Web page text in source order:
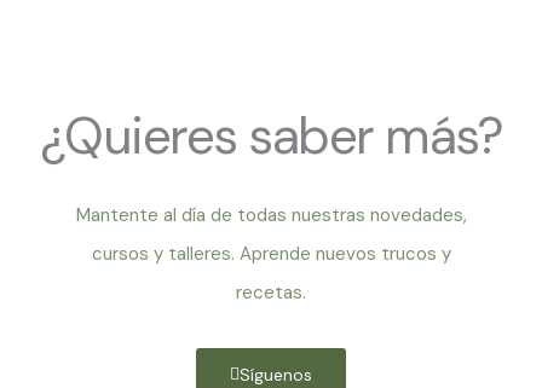
¿Quieres saber más?
Mantente al día de todas nuestras novedades,
cursos y talleres. Aprende nuevos trucos y
recetas.
Síguenos